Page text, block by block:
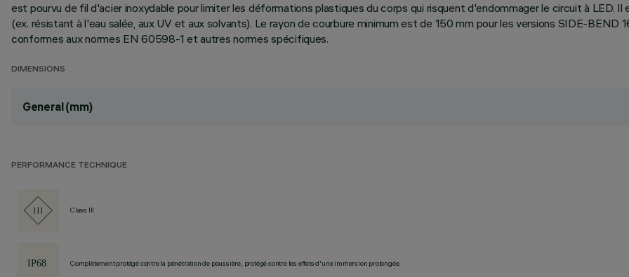
est pourvu de fil d'acier inoxydable pour limiter les déformations plastiques du corps qui risquent d'endommager le circuit à LED.
(ex. résistant à l'eau salée, aux UV et aux solvants). Le rayon de courbure minimum est de 150 mm pour les versions SIDE-
conformes aux normes EN 60598-1 et autres normes spécifiques.
DIMENSIONS
General (mm)
PERFORMANCE TECHNIQUE
Class III
Complètement protégé contre la pénétration de poussière, protégé contre les effets d'une immersion prolongée.